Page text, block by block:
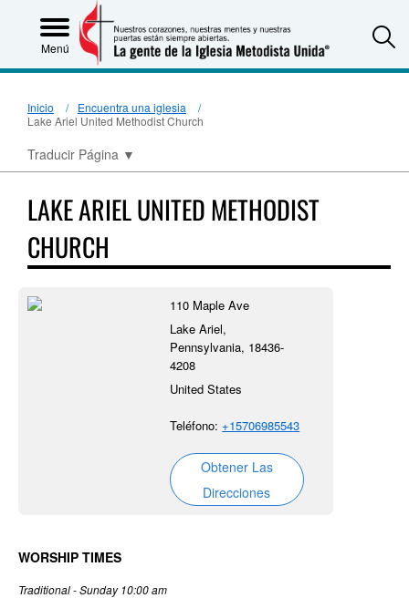
Menú
Inicio
Encuentra una iglesia
Lake Ariel United Methodist Church
Traducir Página ▼
LAKE ARIEL UNITED METHODIST
CHURCH
110 Maple Ave
Lake Ariel,
Pennsylvania, 18436-
4208
United States
Teléfono:+15706985543
Obtener Las
Direcciones
WORSHIP TIMES
Traditional - Sunday 10:00 am